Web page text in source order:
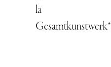
la
Gesamtkunstwerk*